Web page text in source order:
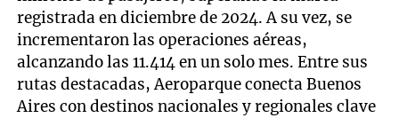
registrada en diciembre de 2024. A su vez, se
incrementaron las operaciones aéreas,
alcanzando las 11.414 en un solo mes. Entre sus
rutas destacadas, Aeroparque conecta Buenos
Aires con destinos nacionales y regionales clave